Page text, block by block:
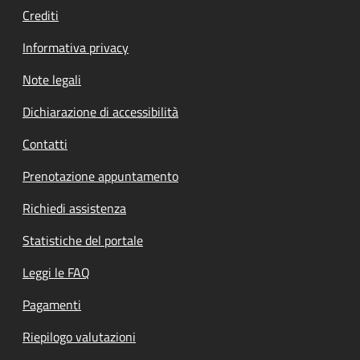
Crediti
Informativa privacy
Note legali
Dichiarazione di accessibilità
Contatti
Prenotazione appuntamento
Richiedi assistenza
Statistiche del portale
Leggi le FAQ
Pagamenti
Riepilogo valutazioni